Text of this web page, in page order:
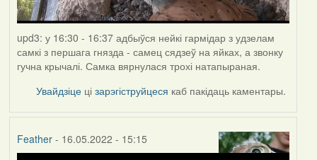
upd3: у 16:30 - 16:37 адбыўся нейкі гармідар з удзелам
самкі з першага гнязда - самец сядзеў на яйках, а звонку
гучна крычалі. Самка вярнулася трохі натапыраная.
Увайдзіце цізарэгіструйцеся каб пакідаць каментары.
Feather- 16.05.2022 - 15:15